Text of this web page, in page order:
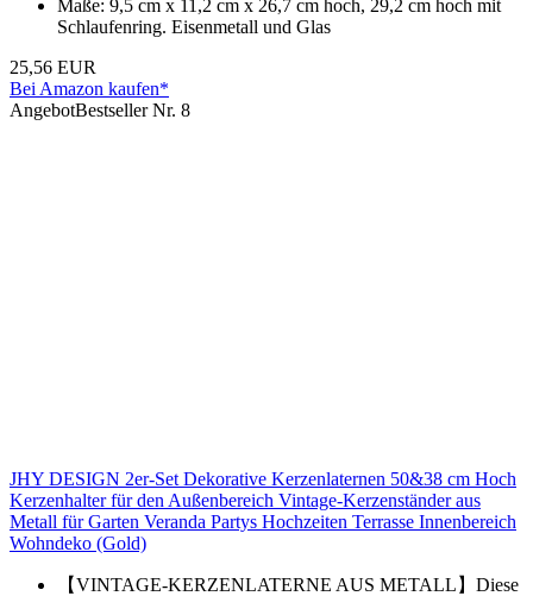
Maße: 9,5 cm x 11,2 cm x 26,7 cm hoch, 29,2 cm hoch mit
Schlaufenring. Eisenmetall und Glas
25,56 EUR
Bei Amazon kaufen*
AngebotBestseller Nr. 8
JHY DESIGN 2er-Set Dekorative Kerzenlaternen 50&38 cm Hoch
Kerzenhalter für den Außenbereich Vintage-Kerzenständer aus
Metall für Garten Veranda Partys Hochzeiten Terrasse Innenbereich
Wohndeko (Gold)
【VINTAGE-KERZENLATERNE AUS METALL】Diese